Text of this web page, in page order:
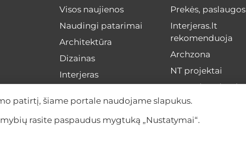
Visos naujienos
Naudingi patarimai
Architektūra
Dizainas
Interjeras
Interviu
Įvykiai
Prekės, paslaugos
Interjeras.lt
rekomenduoja
Archzona
NT projektai
Menas interjerui
patirtį, šiame portale naudojame slapukus.
rasite paspaudus mygtuką „Nustatymai“.